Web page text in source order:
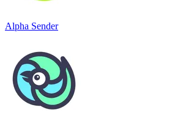
Alpha Sender